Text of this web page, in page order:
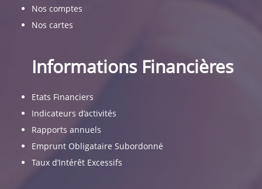
Nos comptes
Nos cartes
Informations Financières
Etats Financiers
Indicateurs d’activités
Rapports annuels
Emprunt Obligataire Subordonné
Taux d’Intérêt Excessifs